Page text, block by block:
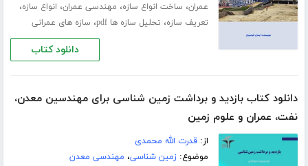
عمران، ساخت انواع سازه، مهندسی عمران، انواع سازه،
تعریف سازه، تحلیل سازه ها pdf ، سازه های عمرانی
دانلود کتاب
دانلود کتاب بازدید و برداشت زمین‌ شناسی برای مهندسین معدن،
نفت، عمران و علوم زمین
از:قدرت الله محمدی
موضوع:زمین شناسی، مهندسی معدن